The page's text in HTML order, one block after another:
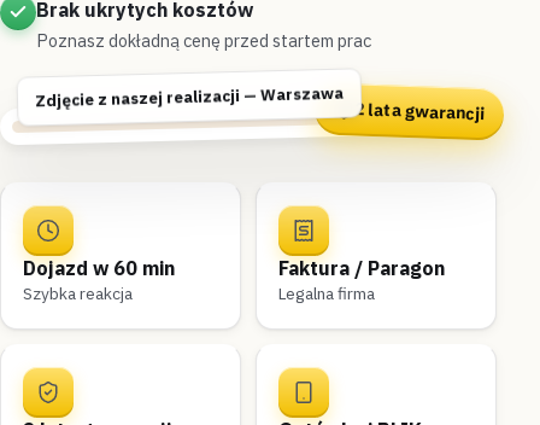
Brak ukrytych kosztów
Poznasz dokładną cenę przed startem prac
2 lata gwarancji
Zdjęcie z naszej realizacji — Warszawa
Dojazd w 60 min
Szybka reakcja
Faktura / Paragon
Legalna firma